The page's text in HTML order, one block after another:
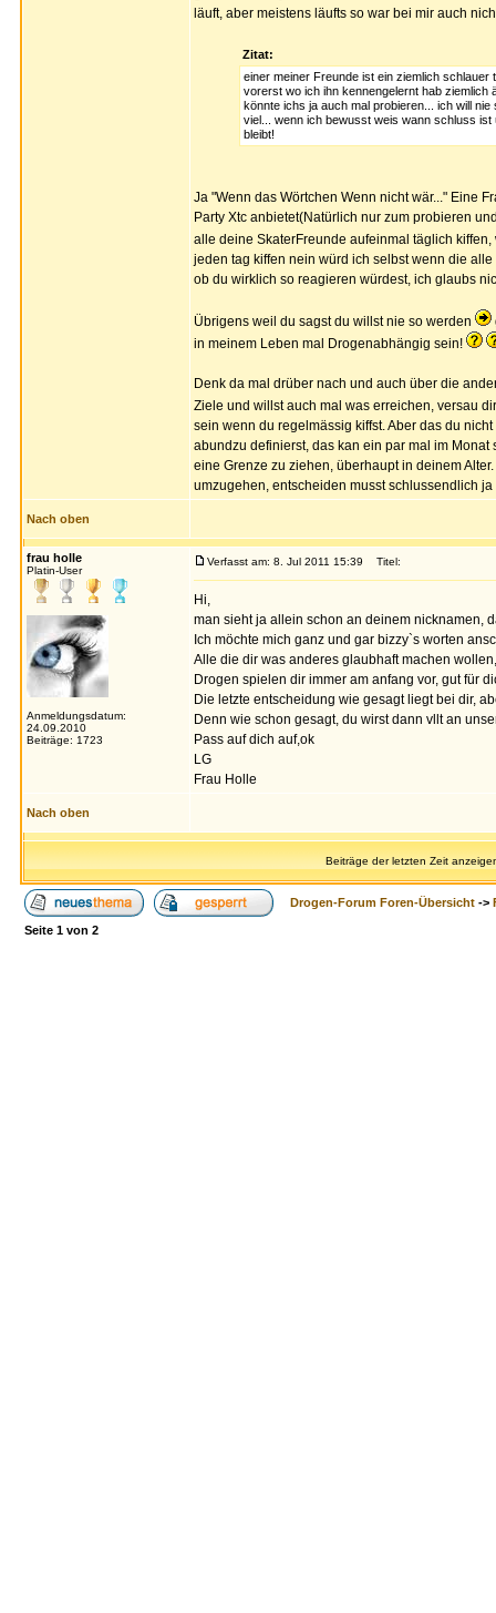
läuft, aber meistens läufts so war bei mir auch
Zitat:
einer meiner Freunde ist ein ziemlich
vorerst wo ich ihn kennengelernt hab ziemlich
könnte ichs ja auch mal probieren... ich will
viel... wenn ich bewusst weis wann schluss
bleibt!
Ja "Wenn das Wörtchen Wenn nicht wär..." Eine
Party Xtc anbietet(Natürlich nur zum probieren
alle deine SkaterFreunde aufeinmal täglich
jeden tag kiffen nein würd ich selbst wenn die
ob du wirklich so reagieren würdest, ich glaubs
Übrigens weil du sagst du willst nie so werden
in meinem Leben mal Drogenabhängig sein!
Denk da mal drüber nach und auch über die
Ziele und willst auch mal was erreichen, versau
sein wenn du regelmässig kiffst. Aber das du
abundzu definierst, das kan ein par mal im
eine Grenze zu ziehen, überhaupt in deinem
umzugehen, entscheiden musst schlussendlich
Nach oben
frau holle
Platin-User
Anmeldungsdatum:
24.09.2010
Beiträge: 1723
Verfasst am: 8. Jul 2011 15:39 Titel:
Hi,
man sieht ja allein schon an deinem nicknamen,
Ich möchte mich ganz und gar bizzy`s worten
Alle die dir was anderes glaubhaft machen
Drogen spielen dir immer am anfang vor, gut für
Die letzte entscheidung wie gesagt liegt bei dir,
Denn wie schon gesagt, du wirst dann vllt an
Pass auf dich auf,ok
LG
Frau Holle
Nach oben
Beiträge der letzten Zeit
Drogen-Forum Foren-Übersicht ->
Seite 1 von 2